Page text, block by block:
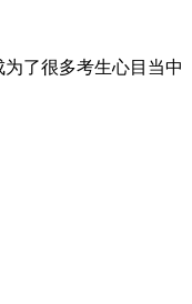
了很多考生心目当中